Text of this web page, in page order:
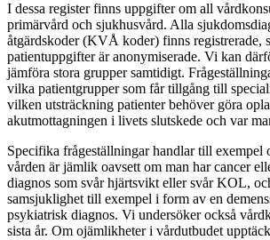
I dessa register finns uppgifter om all
primärvård och sjukhusvård. Alla
åtgärdskoder (KVÅ koder) finns registrerade,
patientuppgifter är anonymiserade. Vi kan
jämföra stora grupper samtidigt.
vilka patientgrupper som får tillgång till
vilken utsträckning patienter behöver göra
akutmottagningen i livets slutskede och var
Specifika frågeställningar handlar till exempel
vården är jämlik oavsett om man har cancer
diagnos som svår hjärtsvikt eller svår KOL,
samsjuklighet till exempel i form av en
psykiatrisk diagnos. Vi undersöker också
sista år. Om ojämlikheter i vårdutbudet